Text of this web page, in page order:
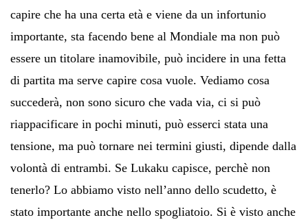
capire che ha una certa età e viene da un infortunio
importante, sta facendo bene al Mondiale ma non può
essere un titolare inamovibile, può incidere in una fetta
di partita ma serve capire cosa vuole. Vediamo cosa
succederà, non sono sicuro che vada via, ci si può
riappacificare in pochi minuti, può esserci stata una
tensione, ma può tornare nei termini giusti, dipende dalla
volontà di entrambi. Se Lukaku capisce, perchè non
tenerlo? Lo abbiamo visto nell’anno dello scudetto, è
stato importante anche nello spogliatoio. Si è visto anche